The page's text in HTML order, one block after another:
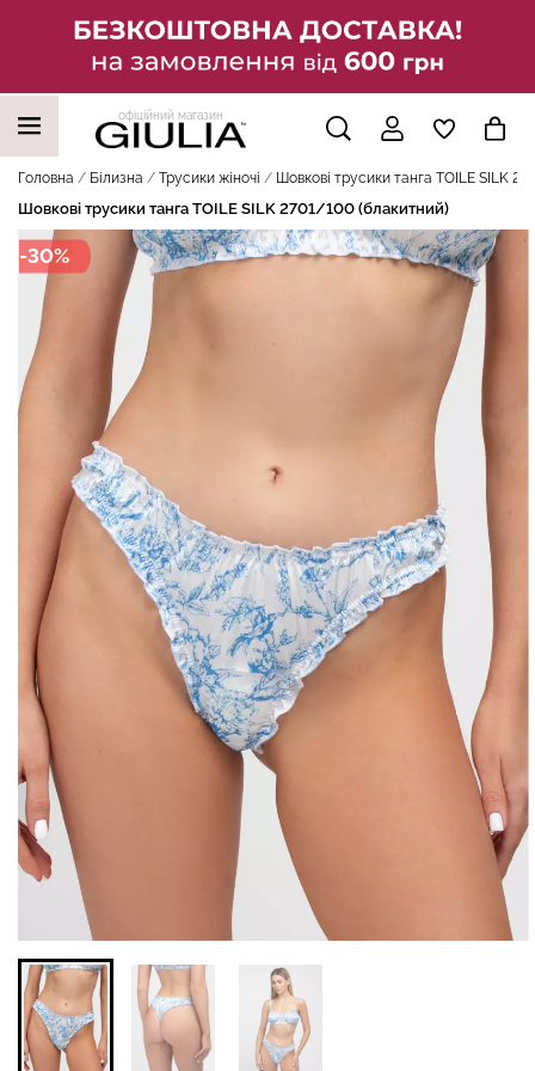
офіційний магазин
Головна Білизна Трусики жіночі Шовкові трусики танга TOILE SILK
Шовкові трусики танга TOILE SILK 2701/100 (блакитний)
-30%
НАШІ ТРЕНДОВІ ТОВАРИ
Безшовні легінси з
мікрофібри LEGGINGS 02
(чорний) Giulia
552 грн.
Велосипедки з високою
талією TRACKS 01
(чорний) Giulia
384 грн.